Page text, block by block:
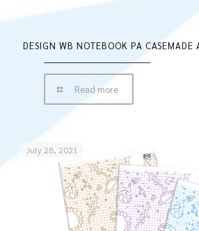
DESIGN WB NOTEBOOK PA
Read more
July 28, 2021